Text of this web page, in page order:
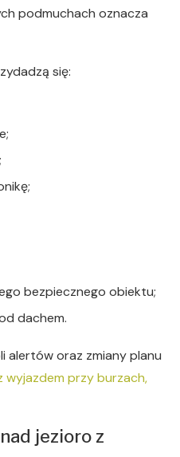
podmuchach oznacza
się:
bezpiecznego obiektu;
dachem.
alertów oraz zmiany planu
wyjazdem przy burzach,
jezioro z